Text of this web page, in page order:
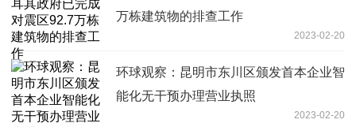
万栋建筑物的排查工作
2023-02-20
环球观察：昆明市东川区颁发首本企业智
能化无干预办理营业执照
2023-02-20